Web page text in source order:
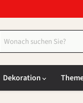
Dekoration